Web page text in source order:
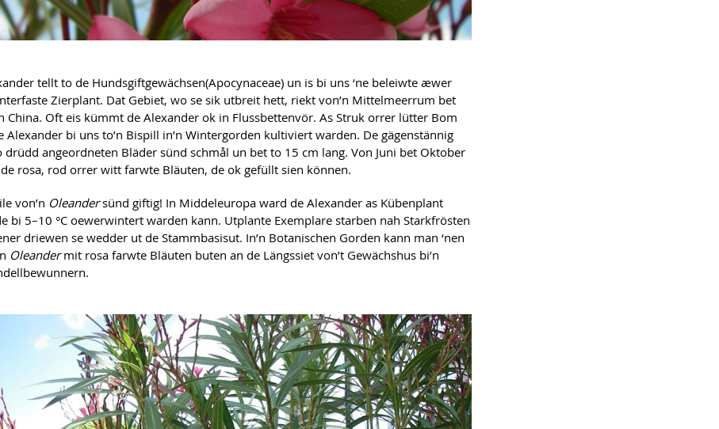
tellt to de Hundsgiftgewächsen(Apocynaceae) un is bi uns ‘ne beleiwte æwer
Zierplant. Dat Gebiet, wo se sik utbreit hett, riekt von’n Mittelmeerrum bet
China. Oft eis kümmt de Alexander ok in Flussbettenvör. As Struk orrer lütter Bom
Alexander bi uns to’n Bispill in’n Wintergorden kultiviert warden. De gägenstännig
drüdd angeordneten Bläder sünd schmål un bet to 15 cm lang. Von Juni bet Oktober
rosa, rod orrer witt farwte Bläuten, de ok gefüllt sien können.
von’n Oleandersünd giftig! In Middeleuropa ward de Alexander as Kübenplant
bi 5–10 °C oewerwintert warden kann. Utplante Exemplare starben nah Starkfrösten
driewen se wedder ut de Stammbasisut. In’n Botanischen Gorden kann man ‘nen
Oleandermit rosa farwte Bläuten buten an de Längssiet von’t Gewächshus bi’n
bewunnern.